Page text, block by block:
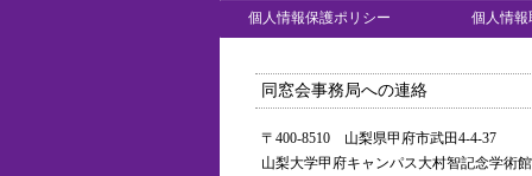
個人情報保護ポリシー 個人情報
同窓会事務局への連絡
〒400-8510 山梨県甲府市武田4-4-37
山梨大学甲府キャンパス大村智記念学術